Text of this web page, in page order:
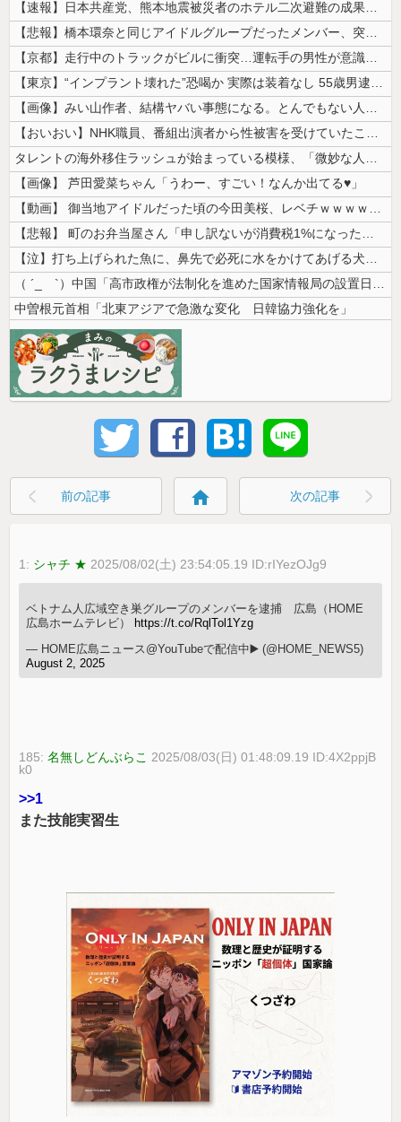
【速報】日本共産党、熊本地震被災者のホテル二次避難の成果はウチだとアレ...
【悲報】橋本環奈と同じアイドルグループだったメンバー、突然暴露をしだす...
【京都】走行中のトラックがビルに衝突…運転手の男性が意識不明の重体 宇...
【東京】“インプラント壊れた”恐喝か 実際は装着なし 55歳男逮捕「1...
【画像】みい山作者、結構ヤバい事態になる。とんでもない人物との打ち合わ...
【おいおい】NHK職員、番組出演者から性被害を受けていたことが発覚「P...
タレントの海外移住ラッシュが始まっている模様、「微妙な人ばっかで憧れな...
【画像】 芦田愛菜ちゃん「うわー、すごい！なんか出てる♥」
【動画】 御当地アイドルだった頃の今田美桜、レベチｗｗｗｗｗｗｗｗｗｗ...
【悲報】 町のお弁当屋さん「申し訳ないが消費税1%になったらその分商品...
【泣】打ち上げられた魚に、鼻先で必死に水をかけてあげる犬が話題
（ ´_ゝ`）中国「高市政権が法制化を進めた国家情報局の設置日が7月3...
中曽根元首相「北東アジアで急激な変化 日韓協力強化を」
前の記事 home 次の記事
1: シャチ ★ 2025/08/02(土) 23:54:05.19 ID:rIYezOJg9
ベトナム人広域空き巣グループのメンバーを逮捕 広島（HOME
広島ホームテレビ）
https://t.co/RqlTol1Yzg
— HOME広島ニュース@YouTubeで配信中▶️ (@HOME_NEWS5)
August 2, 2025
185:名無しどんぶらこ 2025/08/03(日) 01:48:09.19 ID:4X2ppjB
k0
>>1
また技能実習生